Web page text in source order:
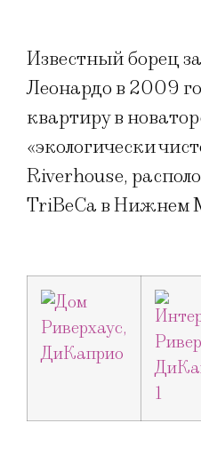
Известный борец
Леонардо в 2009
квартиру в
«экологически
Riverhouse,
TriBeCa в Нижнем